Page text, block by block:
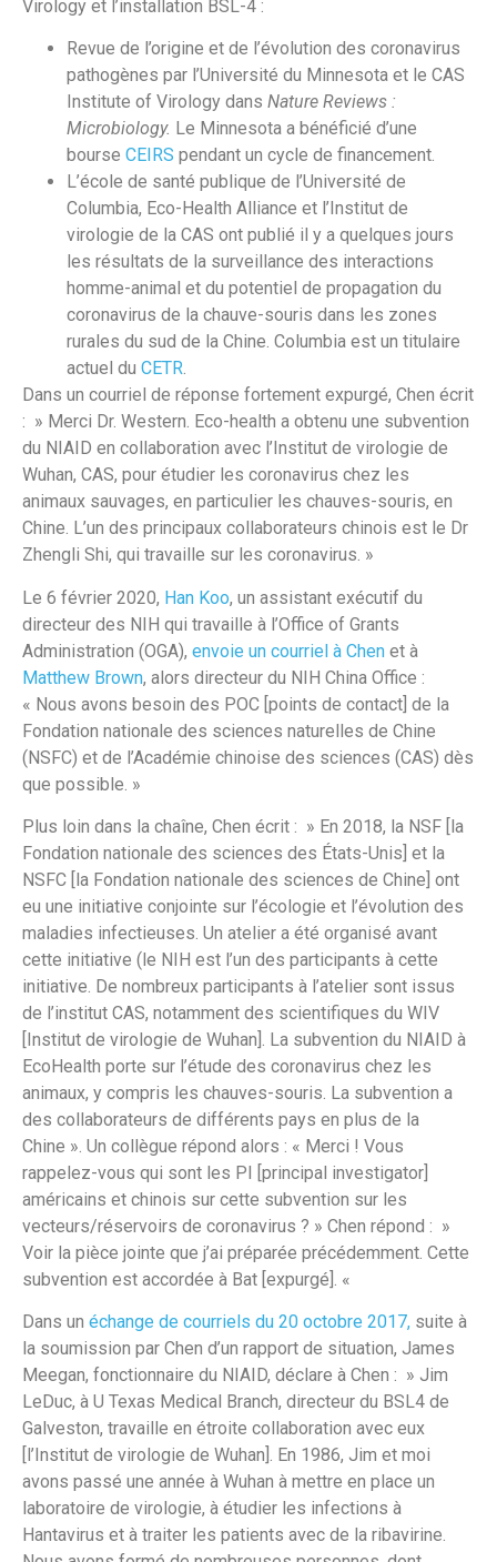
Virology et l’installation BSL-4 :
Revue de l’origine et de l’évolution des coronavirus
pathogènes par l’Université du Minnesota et le CAS
Institute of Virology dans Nature Reviews :
Microbiology. Le Minnesota a bénéficié d’une
bourse CEIRS pendant un cycle de financement.
L’école de santé publique de l’Université de
Columbia, Eco-Health Alliance et l’Institut de
virologie de la CAS ont publié il y a quelques jours
les résultats de la surveillance des interactions
homme-animal et du potentiel de propagation du
coronavirus de la chauve-souris dans les zones
rurales du sud de la Chine. Columbia est un titulaire
actuel du CETR.
Dans un courriel de réponse fortement expurgé, Chen écrit
: » Merci Dr. Western. Eco-health a obtenu une subvention
du NIAID en collaboration avec l’Institut de virologie de
Wuhan, CAS, pour étudier les coronavirus chez les
animaux sauvages, en particulier les chauves-souris, en
Chine. L’un des principaux collaborateurs chinois est le Dr
Zhengli Shi, qui travaille sur les coronavirus. »
Le 6 février 2020, Han Koo, un assistant exécutif du
directeur des NIH qui travaille à l’Office of Grants
Administration (OGA), envoie un courriel à Chen et à
Matthew Brown, alors directeur du NIH China Office :
« Nous avons besoin des POC [points de contact] de la
Fondation nationale des sciences naturelles de Chine
(NSFC) et de l’Académie chinoise des sciences (CAS) dès
que possible. »
Plus loin dans la chaîne, Chen écrit : » En 2018, la NSF [la
Fondation nationale des sciences des États-Unis] et la
NSFC [la Fondation nationale des sciences de Chine] ont
eu une initiative conjointe sur l’écologie et l’évolution des
maladies infectieuses. Un atelier a été organisé avant
cette initiative (le NIH est l’un des participants à cette
initiative. De nombreux participants à l’atelier sont issus
de l’institut CAS, notamment des scientifiques du WIV
[Institut de virologie de Wuhan]. La subvention du NIAID à
EcoHealth porte sur l’étude des coronavirus chez les
animaux, y compris les chauves-souris. La subvention a
des collaborateurs de différents pays en plus de la
Chine ». Un collègue répond alors : « Merci ! Vous
rappelez-vous qui sont les PI [principal investigator]
américains et chinois sur cette subvention sur les
vecteurs/réservoirs de coronavirus ? » Chen répond : »
Voir la pièce jointe que j’ai préparée précédemment. Cette
subvention est accordée à Bat [expurgé]. «
Dans un échange de courriels du 20 octobre 2017, suite à
la soumission par Chen d’un rapport de situation, James
Meegan, fonctionnaire du NIAID, déclare à Chen : » Jim
LeDuc, à U Texas Medical Branch, directeur du BSL4 de
Galveston, travaille en étroite collaboration avec eux
[l’Institut de virologie de Wuhan]. En 1986, Jim et moi
avons passé une année à Wuhan à mettre en place un
laboratoire de virologie, à étudier les infections à
Hantavirus et à traiter les patients avec de la ribavirine.